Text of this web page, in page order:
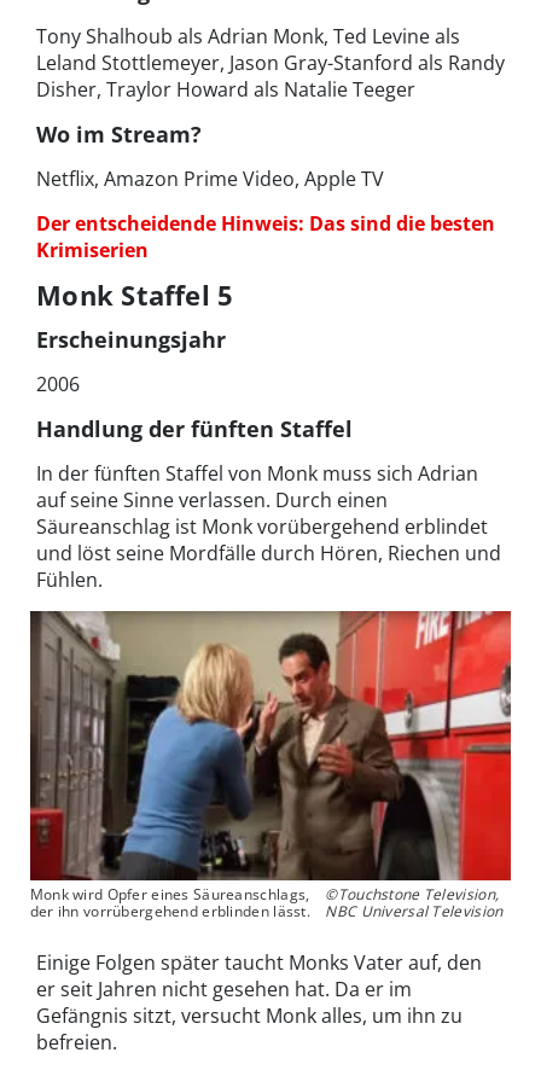
Tony Shalhoub als Adrian Monk, Ted Levine als
Leland Stottlemeyer, Jason Gray-Stanford als Randy
Disher, Traylor Howard als Natalie Teeger
Wo im Stream?
Netflix, Amazon Prime Video, Apple TV
Der entscheidende Hinweis: Das sind die besten
Krimiserien
Monk Staffel 5
Erscheinungsjahr
2006
Handlung der fünften Staffel
In der fünften Staffel von Monk muss sich Adrian
auf seine Sinne verlassen. Durch einen
Säureanschlag ist Monk vorübergehend erblindet
und löst seine Mordfälle durch Hören, Riechen und
Fühlen.
Monk wird Opfer eines Säureanschlags,
der ihn vorrübergehend erblinden lässt.
©Touchstone Television,
NBC Universal Television
Einige Folgen später taucht Monks Vater auf, den
er seit Jahren nicht gesehen hat. Da er im
Gefängnis sitzt, versucht Monk alles, um ihn zu
befreien.